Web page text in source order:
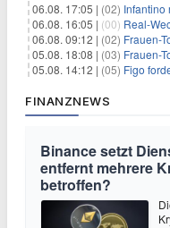
06.08. 17:05 | (02) Infantino
06.08. 16:05 | (00) Real-
06.08. 09:12 | (02) Frauen-
05.08. 18:08 | (03) Frauen-
05.08. 14:12 | (05) Figo
FINANZNEWS
Binance setzt
entfernt mehrere
betroffen?